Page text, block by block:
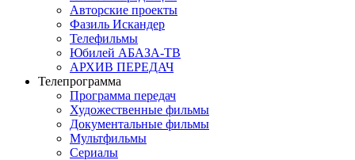
Авторские проекты
Фазиль Искандер
Телефильмы
Юбилей АБАЗА-ТВ
АРХИВ ПЕРЕДАЧ
Телепрограмма
Программа передач
Художественные фильмы
Документальные фильмы
Мультфильмы
Сериалы